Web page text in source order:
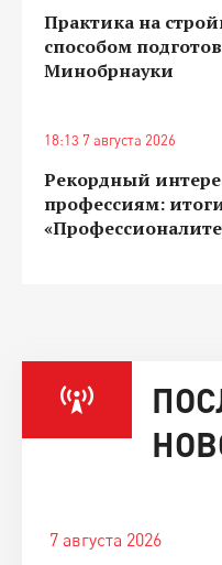
Практика на
способом
Минобрнауки
18:13 7 августа 2026
Рекордный
профессиям:
7 августа 2026